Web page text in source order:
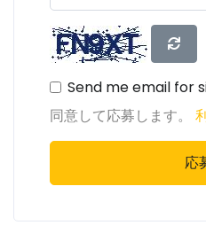
Send me email for
同意して応募します。
応